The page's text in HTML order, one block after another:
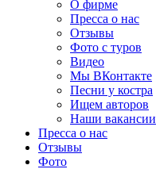
О фирме
Пресса о нас
Отзывы
Фото с туров
Видео
Мы ВКонтакте
Песни у костра
Ищем авторов
Наши вакансии
Пресса о нас
Отзывы
Фото